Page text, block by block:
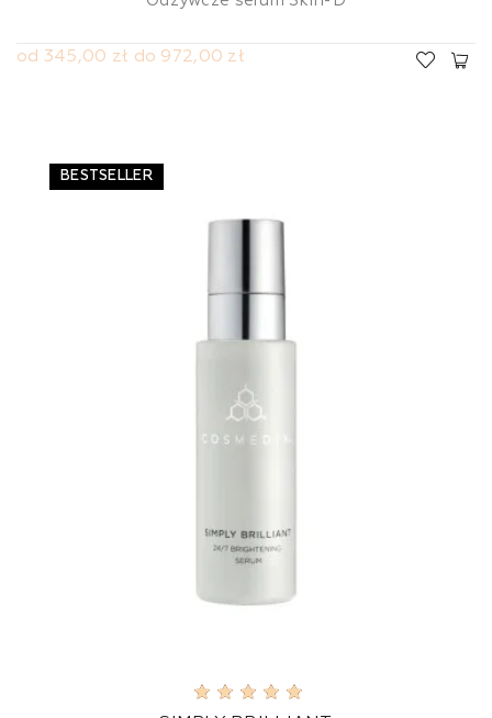
od 345,00 zł do 972,00 zł
BESTSELLER